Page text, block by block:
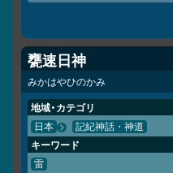
甕速日神
みかはやひのかみ
地域・カテゴリ
日本 記紀神話・神道
キーワード
雷